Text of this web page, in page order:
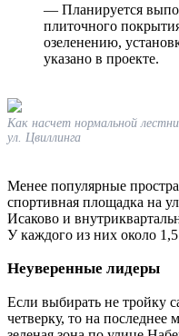
— Планируется
плиточного
озеленению,
указано в проекте.
Как насчет нормальной
ул. Цвиллинга
Менее популярные
спортивная площадка на
Исаково и
У каждого из них около
Неуверенные лидеры
Если выбирать не тройку
четверку, то на последнее